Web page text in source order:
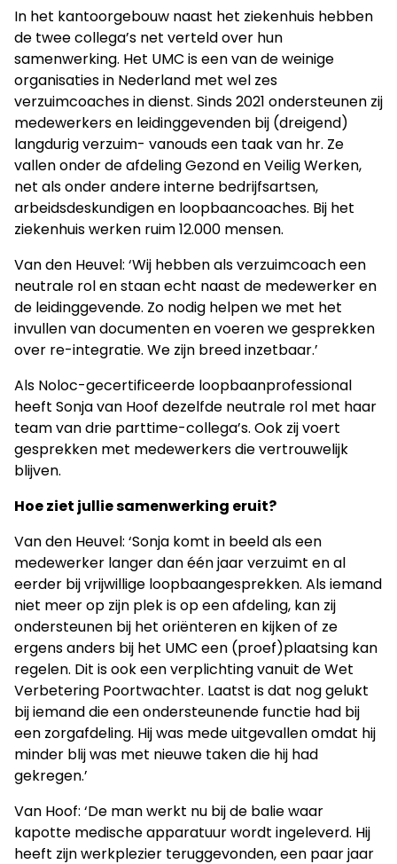
In het kantoorgebouw naast het ziekenhuis hebben
de twee collega’s net verteld over hun
samenwerking. Het UMC is een van de weinige
organisaties in Nederland met wel zes
verzuimcoaches in dienst. Sinds 2021 ondersteunen zij
medewerkers en leidinggevenden bij (dreigend)
langdurig verzuim- vanouds een taak van hr. Ze
vallen onder de afdeling Gezond en Veilig Werken,
net als onder andere interne bedrijfsartsen,
arbeidsdeskundigen en loopbaancoaches. Bij het
ziekenhuis werken ruim 12.000 mensen.
Van den Heuvel: ‘Wij hebben als verzuimcoach een
neutrale rol en staan echt naast de medewerker en
de leidinggevende. Zo nodig helpen we met het
invullen van documenten en voeren we gesprekken
over re-integratie. We zijn breed inzetbaar.’
Als Noloc-gecertificeerde loopbaanprofessional
heeft Sonja van Hoof dezelfde neutrale rol met haar
team van drie parttime-collega’s. Ook zij voert
gesprekken met medewerkers die vertrouwelijk
blijven.
Hoe ziet jullie samenwerking eruit?
Van den Heuvel: ‘Sonja komt in beeld als een
medewerker langer dan één jaar verzuimt en al
eerder bij vrijwillige loopbaangesprekken. Als iemand
niet meer op zijn plek is op een afdeling, kan zij
ondersteunen bij het oriënteren en kijken of ze
ergens anders bij het UMC een (proef)plaatsing kan
regelen. Dit is ook een verplichting vanuit de Wet
Verbetering Poortwachter. Laatst is dat nog gelukt
bij iemand die een ondersteunende functie had bij
een zorgafdeling. Hij was mede uitgevallen omdat hij
minder blij was met nieuwe taken die hij had
gekregen.’
Van Hoof: ‘De man werkt nu bij de balie waar
kapotte medische apparatuur wordt ingeleverd. Hij
heeft zijn werkplezier teruggevonden, een paar jaar